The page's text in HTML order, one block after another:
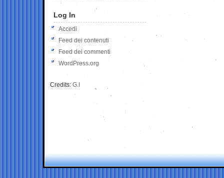
Log In
Accedi
Feed dei contenuti
Feed dei commenti
WordPress.org
Credits: G.I